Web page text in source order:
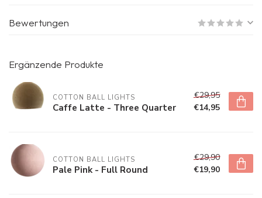
Bewertungen
Ergänzende Produkte
COTTON BALL LIGHTS
Caffe Latte - Three Quarter
€29,95
€14,95
COTTON BALL LIGHTS
Pale Pink - Full Round
€29,90
€19,90